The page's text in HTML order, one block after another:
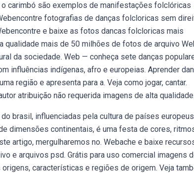
o carimbó são exemplos de manifestações folclóricas
fotografias de danças folcloricas sem
e baixe as fotos dancas folcloricas mais
mais de 50 milhões de fotos de arquivo
da sociedade. Web — conheça sete danças
influências indígenas, afro e europeias. Aprender
região e apresenta para a. Veja como jogar, cantar.
atribuição não requerida imagens de alta
brasil, influenciadas pela cultura de países
dimensões continentais, é uma festa de cores,
artigo, mergulharemos no. Webache e baixe
e arquivos psd. Grátis para uso comercial imagens
características e regiões de origem. Veja